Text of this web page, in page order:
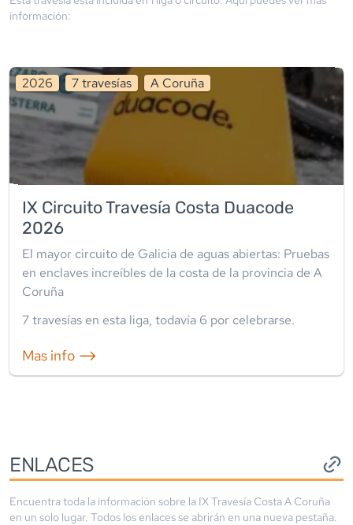
información:
2026 7travesías A Coruña
IX Circuito Travesía Costa Duacode
2026
El mayor circuito de Galicia de aguas abiertas: Pruebas
en enclaves increíbles de la costa de la provincia de A
Coruña
7travesías en esta liga, todavía 6 por celebrarse.
Mas info ⟶
ENLACES
Encuentra toda la información sobre la IX Travesía Costa A Coruña
en un solo lugar. Todos los enlaces se abrirán en una nueva pestaña.